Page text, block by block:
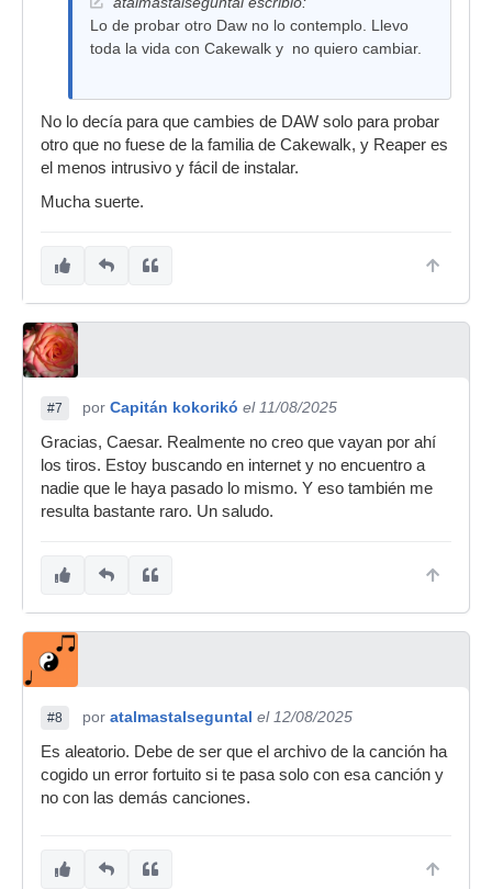
Lo de probar otro Daw no lo contemplo. Llevo
toda la vida con Cakewalk y no quiero cambiar.
No lo decía para que cambies de DAW solo para probar
otro que no fuese de la familia de Cakewalk, y Reaper es
el menos intrusivo y fácil de instalar.
Mucha suerte.
#7 por Capitán kokorikó el 11/08/2025
Gracias, Caesar. Realmente no creo que vayan por ahí
los tiros. Estoy buscando en internet y no encuentro a
nadie que le haya pasado lo mismo. Y eso también me
resulta bastante raro. Un saludo.
#8 por atalmastalseguntal el 12/08/2025
Es aleatorio. Debe de ser que el archivo de la canción ha
cogido un error fortuito si te pasa solo con esa canción y
no con las demás canciones.